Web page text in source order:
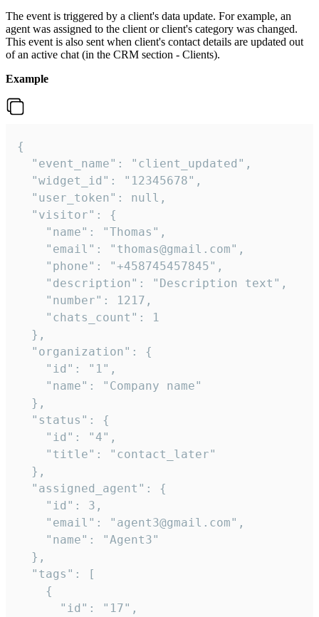
The event is triggered by a client's data update. For example, an
agent was assigned to the client or client's category was changed.
This event is also sent when client's contact details are updated out
of an active chat (in the CRM section - Clients).
Example
{
  "event_name": "client_updated",
  "widget_id": "12345678",
  "user_token": null,
  "visitor": {
    "name": "Thomas",
    "email": "thomas@gmail.com",
    "phone": "+458745457845",
    "description": "Description text",
    "number": 1217,
    "chats_count": 1
  },
  "organization": {
    "id": "1",
    "name": "Company name"
  },
  "status": {
    "id": "4",
    "title": "contact_later"
  },
  "assigned_agent": {
    "id": 3,
    "email": "agent3@gmail.com",
    "name": "Agent3"
  },
  "tags": [
    {
      "id": "17",